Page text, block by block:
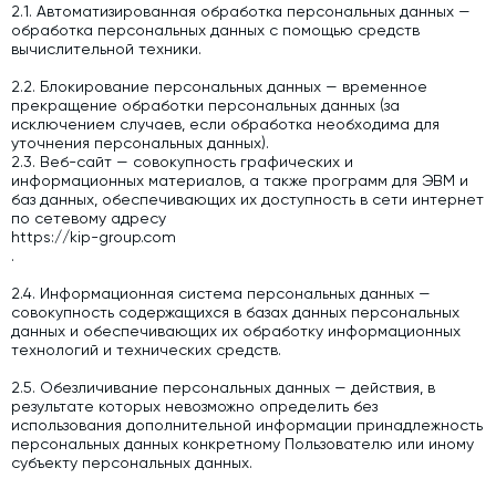
Промышленные вибраторы
Рециклинг
Дробильно-сортировочный комплекс
Околопрессовочное оборудование
Экспертные услуги
Модернизация и техническое перевооружение
производств
Срочная техпомощь. Онлайн-обследование и ремонт
завода
Автоматизированные системы управления (АСУ ТП) любой
сложности
Подбор и поставка комплектующих под любой завод
2.1. Автоматизированная обработка персональных данных —
обработка персональных данных с помощью средств
вычислительной техники.
2.2. Блокирование персональных данных — временное
прекращение обработки персональных данных (за
исключением случаев, если обработка необходима для
уточнения персональных данных).
2.3. Веб-сайт — совокупность графических и
информационных материалов, а также программ для ЭВМ и
баз данных, обеспечивающих их доступность в сети интернет
по сетевому адресу
https://kip-group.com
.
2.4. Информационная система персональных данных —
совокупность содержащихся в базах данных персональных
данных и обеспечивающих их обработку информационных
технологий и технических средств.
2.5. Обезличивание персональных данных — действия, в
результате которых невозможно определить без
использования дополнительной информации принадлежность
персональных данных конкретному Пользователю или иному
субъекту персональных данных.